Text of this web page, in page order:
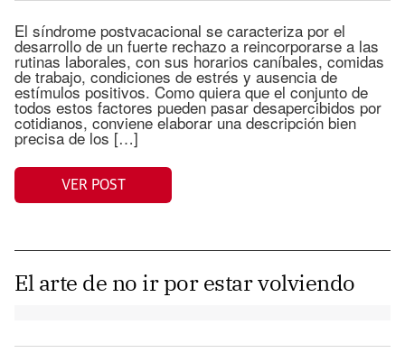
El síndrome postvacacional se caracteriza por el
desarrollo de un fuerte rechazo a reincorporarse a las
rutinas laborales, con sus horarios caníbales, comidas
de trabajo, condiciones de estrés y ausencia de
estímulos positivos. Como quiera que el conjunto de
todos estos factores pueden pasar desapercibidos por
cotidianos, conviene elaborar una descripción bien
precisa de los […]
VER POST
El arte de no ir por estar volviendo